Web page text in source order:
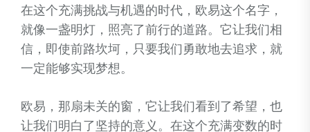
在这个充满挑战与机遇的时代，欧易这个名字，
就像一盏明灯，照亮了前行的道路。它让我们相
信，即使前路坎坷，只要我们勇敢地去追求，就
一定能够实现梦想。
欧易，那扇未关的窗，它让我们看到了希望，也
让我们明白了坚持的意义。在这个充满变数的时